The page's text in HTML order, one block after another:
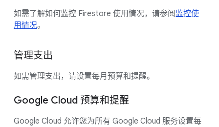
如需了解如何监控 Firestore 使用情况，请参阅 监控使
用情况。
管理支出
如需管理支出，请设置每月预算和提醒。
Google Cloud 预算和提醒
Google Cloud 允许您为所有 Google Cloud 服务设置每